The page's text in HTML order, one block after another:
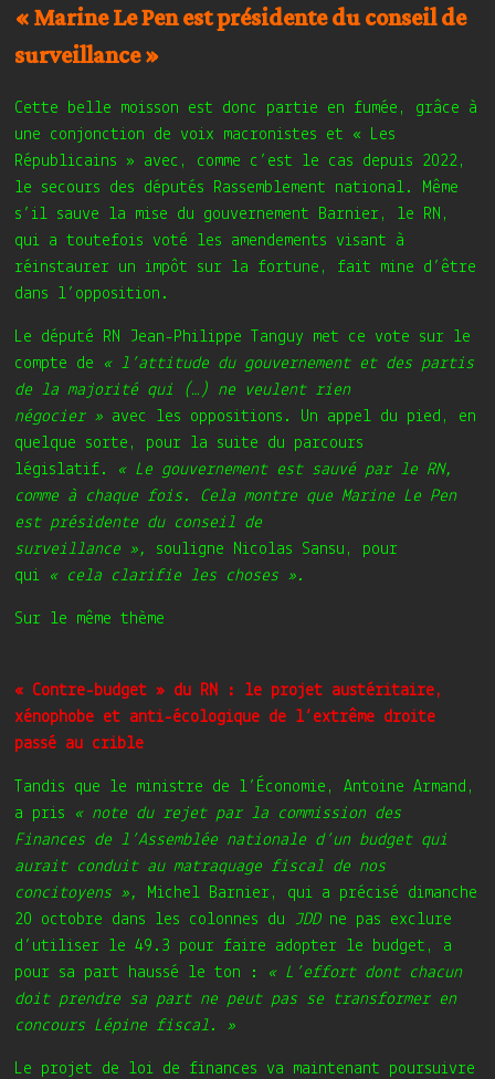
« Marine Le Pen est présidente du conseil de
surveillance »
Cette belle moisson est donc partie en fumée, grâce à
une conjonction de voix macronistes et « Les
Républicains » avec, comme c’est le cas depuis 2022,
le secours des députés Rassemblement national. Même
s’il sauve la mise du gouvernement Barnier, le RN,
qui a toutefois voté les amendements visant à
réinstaurer un impôt sur la fortune, fait mine d’être
dans l’opposition.
Le député RN Jean-Philippe Tanguy met ce vote sur le
compte de « l’attitude du gouvernement et des partis
de la majorité qui (…) ne veulent rien
négocier » avec les oppositions. Un appel du pied, en
quelque sorte, pour la suite du parcours
législatif. « Le gouvernement est sauvé par le RN,
comme à chaque fois. Cela montre que Marine Le Pen
est présidente du conseil de
surveillance »,
souligne Nicolas Sansu, pour
qui « cela clarifie les choses ».
Sur le même thème
« Contre-budget » du RN : le projet austéritaire,
xénophobe et anti-écologique de l’extrême droite
passé au crible
Tandis que le ministre de l’Économie, Antoine Armand,
a pris « note du rejet par la commission des
Finances de l’Assemblée nationale d’un budget qui
aurait conduit au matraquage fiscal de nos
concitoyens »,
Michel Barnier, qui a précisé dimanche
20 octobre dans les colonnes du JDDne pas exclure
d’utiliser le 49.3 pour faire adopter le budget, a
pour sa part haussé le ton : « L’effort dont chacun
doit prendre sa part ne peut pas se transformer en
concours Lépine fiscal. »
Le projet de loi de finances va maintenant poursuivre